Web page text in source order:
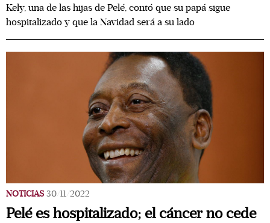
Kely, una de las hijas de Pelé, contó que su papá sigue
hospitalizado y que la Navidad será a su lado
NOTICIAS 30/11/2022
Pelé es hospitalizado; el cáncer no cede